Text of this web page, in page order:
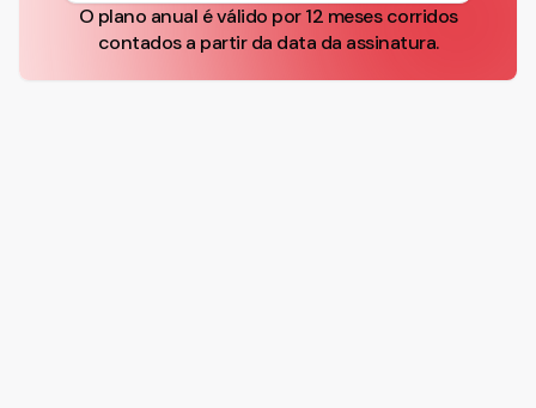
O plano anual é válido por 12 meses corridos
contados a partir da data da assinatura.